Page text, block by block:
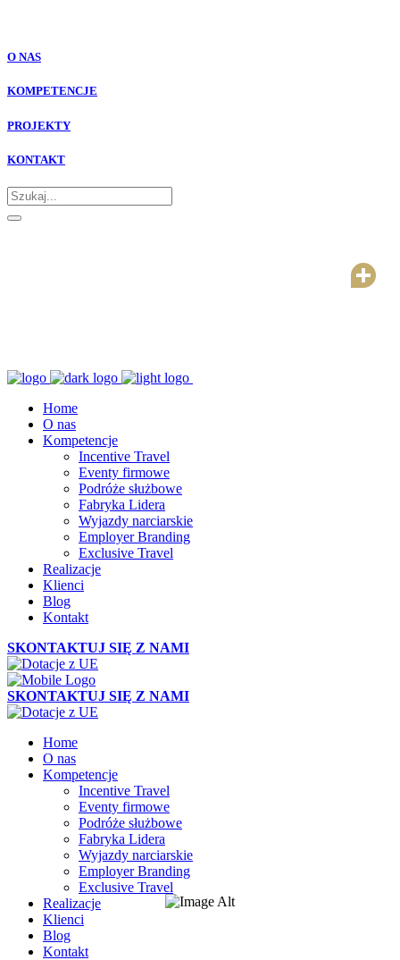
O NAS
KOMPETENCJE
PROJEKTY
KONTAKT
Home
O nas
Kompetencje
Incentive Travel
Eventy firmowe
Podróże służbowe
Fabryka Lidera
Wyjazdy narciarskie
Employer Branding
Exclusive Travel
Realizacje
Klienci
Blog
Kontakt
SKONTAKTUJ SIĘ Z NAMI
SKONTAKTUJ SIĘ Z NAMI
Home
O nas
Kompetencje
Incentive Travel
Eventy firmowe
Podróże służbowe
Fabryka Lidera
Wyjazdy narciarskie
Employer Branding
Exclusive Travel
Realizacje
Klienci
Blog
Kontakt